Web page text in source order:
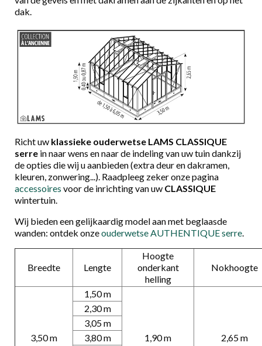
dak.
Richt uw klassieke ouderwetse LAMS CLASSIQUE
serre in naar wens en naar de indeling van uw tuin dankzij
de opties die wij u aanbieden (extra deur en dakramen,
kleuren, zonwering...). Raadpleeg zeker onze pagina
accessoires voor de inrichting van uw CLASSIQUE
wintertuin.
Wij bieden een gelijkaardig model aan met beglaasde
wanden: ontdek onzeouderwetse AUTHENTIQUE serre.
Breedte Lengte
Hoogte
onderkant
helling
Nokhoogte
3,50 m
1,50 m
1,90 m 2,65 m
2,30 m
3,05 m
3,80 m